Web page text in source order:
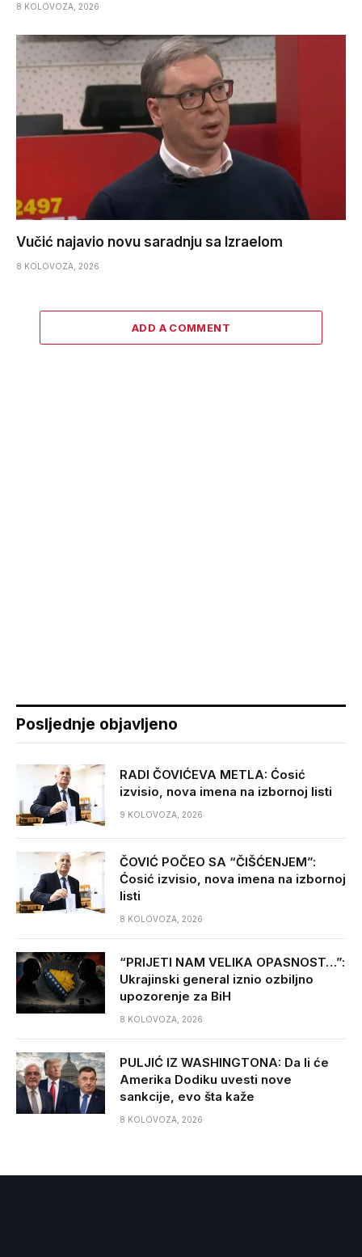
8 KOLOVOZA, 2026
Vučić najavio novu saradnju sa Izraelom
8 KOLOVOZA, 2026
ADD A COMMENT
Posljednje objavljeno
RADI ČOVIĆEVA METLA: Ćosić
izvisio, nova imena na izbornoj listi
9 KOLOVOZA, 2026
ČOVIĆ POČEO SA “ČIŠĆENJEM”:
Ćosić izvisio, nova imena na izbornoj
listi
8 KOLOVOZA, 2026
“PRIJETI NAM VELIKA OPASNOST…”:
Ukrajinski general iznio ozbiljno
upozorenje za BiH
8 KOLOVOZA, 2026
PULJIĆ IZ WASHINGTONA: Da li će
Amerika Dodiku uvesti nove
sankcije, evo šta kaže
8 KOLOVOZA, 2026